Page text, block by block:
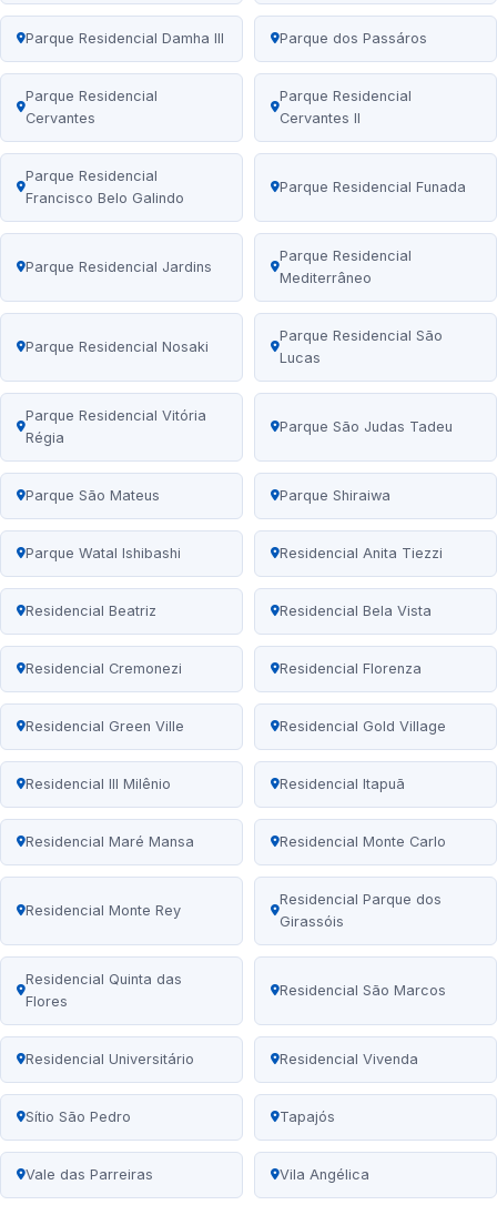
Parque Residencial Damha III Parque dos Passáros
Parque Residencial
Cervantes
Parque Residencial
Cervantes II
Parque Residencial
Francisco Belo Galindo
Parque Residencial Funada
Parque Residencial Jardins
Parque Residencial
Mediterrâneo
Parque Residencial Nosaki
Parque Residencial São
Lucas
Parque Residencial Vitória
Régia
Parque São Judas Tadeu
Parque São Mateus Parque Shiraiwa
Parque Watal Ishibashi Residencial Anita Tiezzi
Residencial Beatriz Residencial Bela Vista
Residencial Cremonezi Residencial Florenza
Residencial Green Ville Residencial Gold Village
Residencial III Milênio Residencial Itapuã
Residencial Maré Mansa Residencial Monte Carlo
Residencial Monte Rey
Residencial Parque dos
Girassóis
Residencial Quinta das
Flores
Residencial São Marcos
Residencial Universitário Residencial Vivenda
Sítio São Pedro Tapajós
Vale das Parreiras Vila Angélica